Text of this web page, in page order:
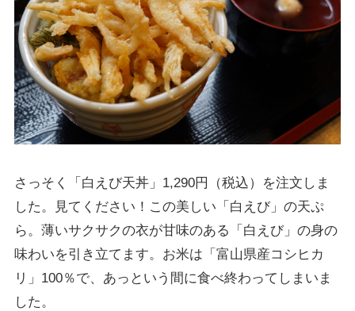
さっそく「白えび天丼」1,290円（税込）を注文しま
した。見てください！この美しい「白えび」の天ぷ
ら。薄いサクサクの衣が甘味のある「白えび」の身の
味わいを引き立てます。お米は「富山県産コシヒカ
リ」100％で、あっという間に食べ終わってしまいま
した。